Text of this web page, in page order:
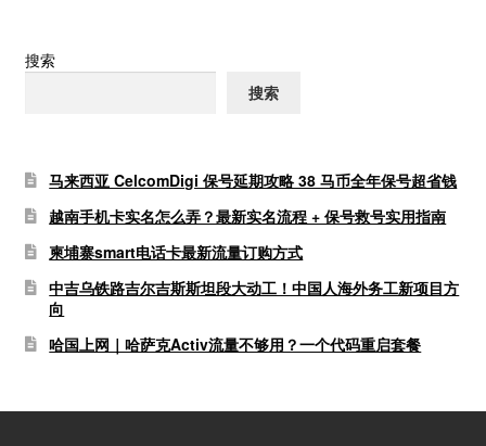
搜索
搜索
马来西亚 CelcomDigi 保号延期攻略 38 马币全年保号超省钱
越南手机卡实名怎么弄？最新实名流程 + 保号救号实用指南
柬埔寨smart电话卡最新流量订购方式
中吉乌铁路吉尔吉斯斯坦段大动工！中国人海外务工新项目方
向
哈国上网｜哈萨克Activ流量不够用？一个代码重启套餐